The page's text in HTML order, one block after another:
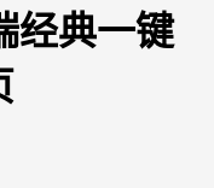
经典一键